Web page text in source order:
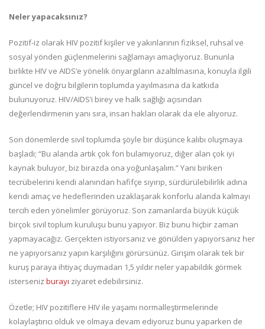
Neler yapacaksınız?
Pozitif-iz olarak HIV pozitif kişiler ve yakınlarının fiziksel, ruhsal ve
sosyal yönden güçlenmelerini sağlamayı amaçlıyoruz. Bununla
birlikte HIV ve AIDS’e yönelik önyargıların azaltılmasına, konuyla ilgili
güncel ve doğru bilgilerin toplumda yayılmasına da katkıda
bulunuyoruz. HIV/AIDS’i birey ve halk sağlığı açısından
değerlendirmenin yanı sıra, insan hakları olarak da ele alıyoruz.
Son dönemlerde sivil toplumda şöyle bir düşünce kalıbı oluşmaya
başladı; “Bu alanda artık çok fon bulamıyoruz, diğer alan çok iyi
kaynak buluyor, biz birazda ona yoğunlaşalım.” Yani biriken
tecrübelerini kendi alanından hafifçe sıyırıp, sürdürülebilirlik adına
kendi amaç ve hedeflerinden uzaklaşarak konforlu alanda kalmayı
tercih eden yönelimler görüyoruz. Son zamanlarda büyük küçük
birçok sivil toplum kuruluşu bunu yapıyor. Biz bunu hiçbir zaman
yapmayacağız. Gerçekten istiyorsanız ve gönülden yapıyorsanız her
ne yapıyorsanız yapın karşılığını görürsünüz. Girişim olarak tek bir
kuruş paraya ihtiyaç duymadan 1,5 yıldır neler yapabildik görmek
isterseniz burayı ziyaret edebilirsiniz.
Özetle; HIV pozitiflere HIV ile yaşamı normalleştirmelerinde
kolaylaştırıcı olduk ve olmaya devam ediyoruz bunu yaparken de